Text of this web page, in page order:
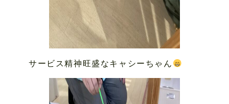
サービス精神旺盛なキャシーちゃん